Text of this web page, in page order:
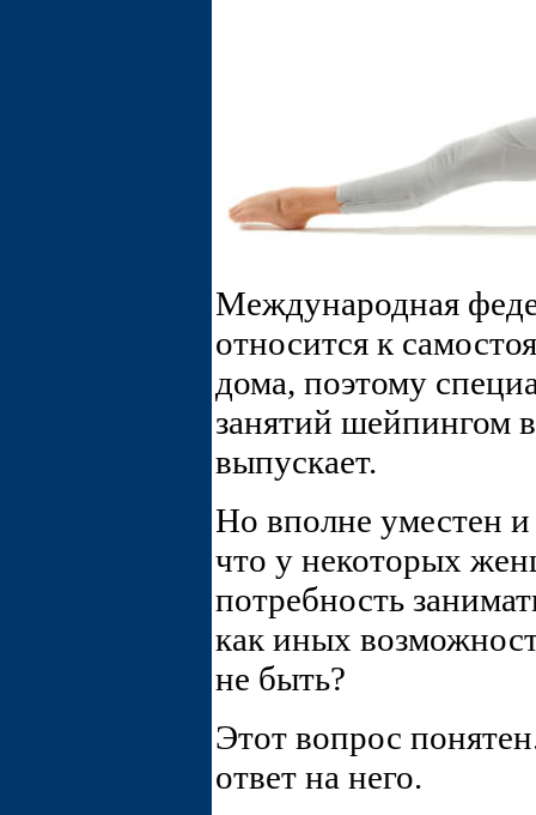
Международная
относится к
дома, поэтому
занятий шейпингом
выпускает.
Но вполне уместен
что у некоторых
потребность
как иных
не быть?
Этот вопрос
ответ на него.